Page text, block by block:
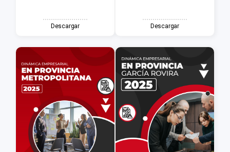
Descargar Descargar